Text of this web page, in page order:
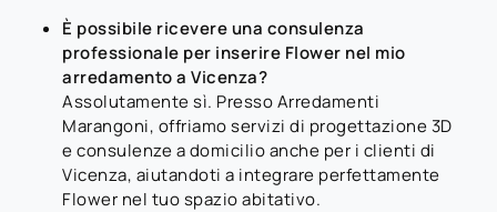
È possibile ricevere una consulenza
professionale per inserire Flower nel mio
arredamento a Vicenza?
Assolutamente sì. Presso Arredamenti
Marangoni, offriamo servizi di progettazione 3D
e consulenze a domicilio anche per i clienti di
Vicenza, aiutandoti a integrare perfettamente
Flower nel tuo spazio abitativo.